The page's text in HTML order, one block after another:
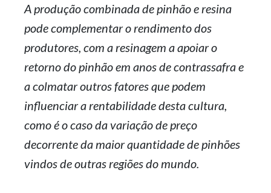
A produção combinada de pinhão e resina
pode complementar o rendimento dos
produtores, com a resinagem a apoiar o
retorno do pinhão em anos de contrassafra e
a colmatar outros fatores que podem
influenciar a rentabilidade desta cultura,
como é o caso da variação de preço
decorrente da maior quantidade de pinhões
vindos de outras regiões do mundo.